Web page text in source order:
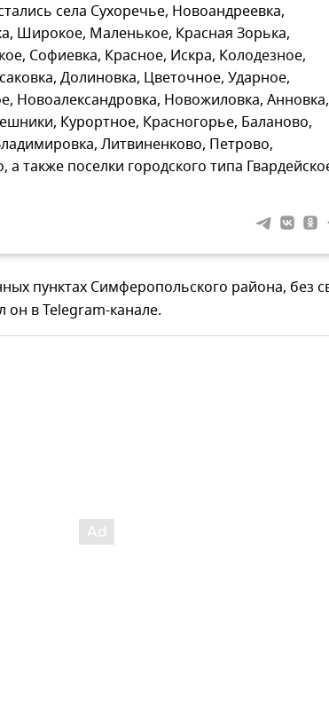
села Сухоречье, Новоандреевка,
Широкое, Маленькое, Красная Зорька,
Софиевка, Красное, Искра, Колодезное,
Долиновка, Цветочное, Ударное,
Новоалександровка, Новожиловка, Анновка,
Курортное, Красногорье, Баланово,
Литвиненково, Петрово,
а также поселки городского типа
пунктах Симферопольского района, без
он в Telegram-канале.